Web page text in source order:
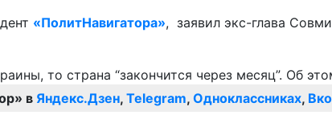
«ПолитНавигатора», заявил экс-глава
в Яндекс.Дзен, Telegram, Одноклассниках,